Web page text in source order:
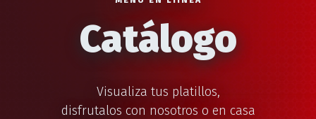
Catálogo
Visualiza tus platillos,
disfrutalos con nosotros o en casa